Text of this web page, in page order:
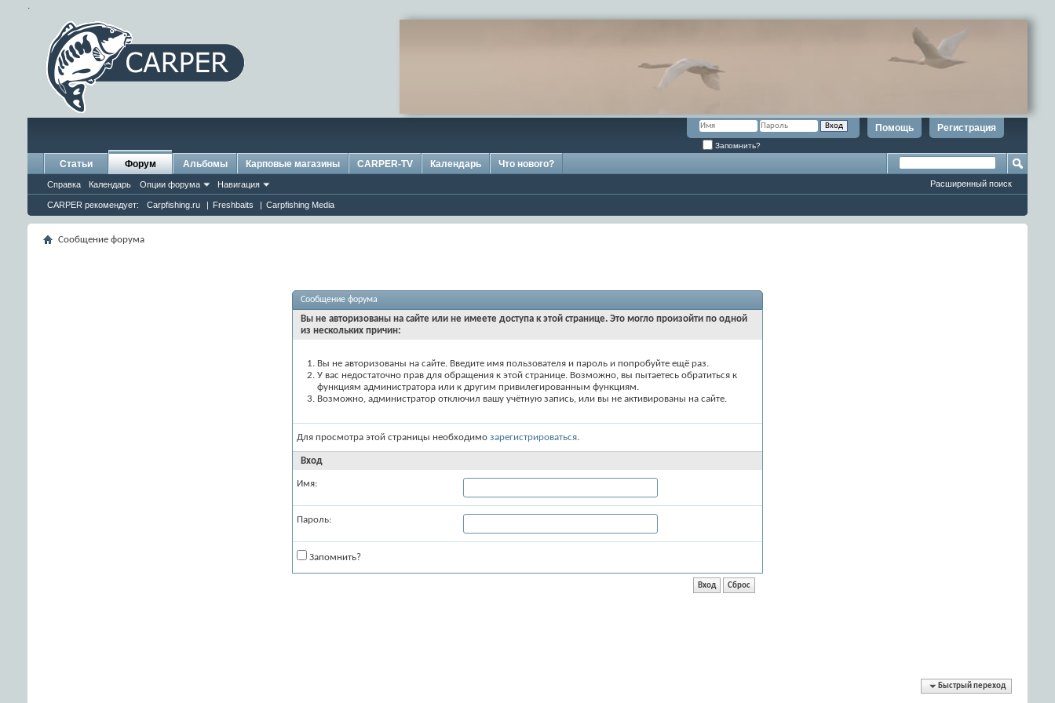
.
Регистрация
Помощь
Запомнить?
Статьи Форум
Справка Календарь Опции форума Навигация
CARPER рекомендует: Carpfishing.ru | Freshbaits | Carpfishing Media
Альбомы Карповые магазины CARPER-TV Календарь Что нового?
Расширенный поиск
Сообщение форума
Сообщение форума
Вы не авторизованы на сайте или не имеете доступа к этой странице. Это могло произойти по одной
из нескольких причин:
Вы не авторизованы на сайте. Введите имя пользователя и пароль и попробуйте ещё раз.
У вас недостаточно прав для обращения к этой странице. Возможно, вы пытаетесь обратиться к
функциям администратора или к другим привилегированным функциям.
Возможно, администратор отключил вашу учётную запись, или вы не активированы на сайте.
Для просмотра этой страницы необходимо зарегистрироваться.
Вход
Имя:
Пароль:
Запомнить?
Быстрый переход